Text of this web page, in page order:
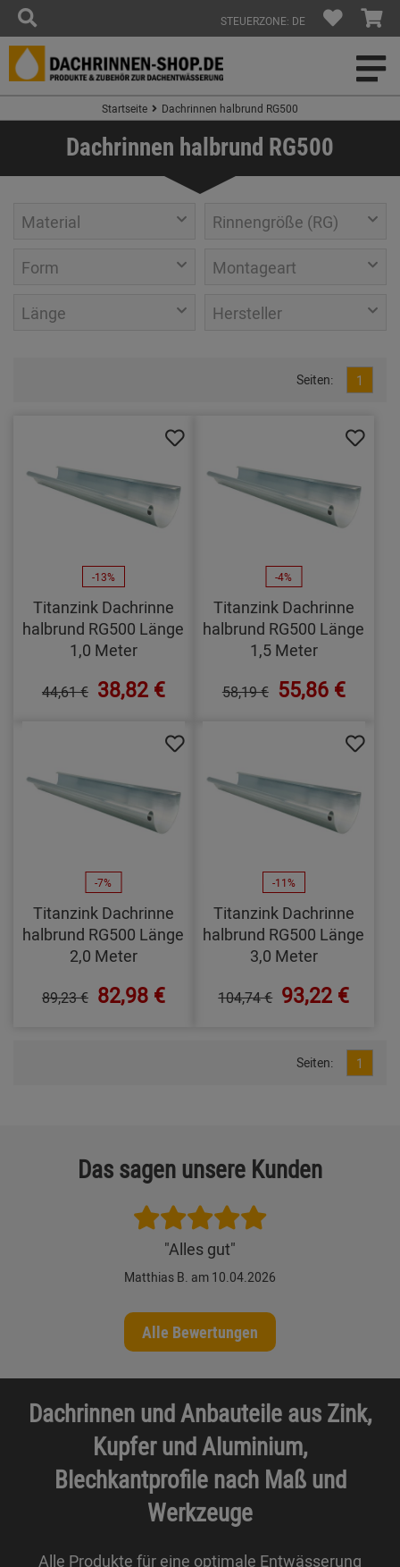
STEUERZONE: DE
Startseite Dachrinnen halbrund RG500
Dachrinnen halbrund RG500
Material Rinnengröße (RG)
Form Montageart
Länge Hersteller
Seiten: 1
-13%
Titanzink Dachrinne
halbrund RG500 Länge
1,0 Meter
44,61 € 38,82 €
-4%
Titanzink Dachrinne
halbrund RG500 Länge
1,5 Meter
58,19 € 55,86 €
-7%
Titanzink Dachrinne
halbrund RG500 Länge
2,0 Meter
89,23 € 82,98 €
-11%
Titanzink Dachrinne
halbrund RG500 Länge
3,0 Meter
104,74 € 93,22 €
Seiten: 1
Das sagen unsere Kunden
"Alles gut"
Matthias B. am 10.04.2026
Alle Bewertungen
Dachrinnen und Anbauteile aus Zink,
Kupfer und Aluminium,
Blechkantprofile nach Maß und
Werkzeuge
Alle Produkte für eine optimale Entwässerung